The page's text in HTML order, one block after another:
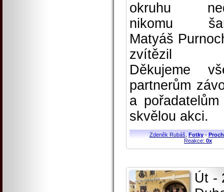
okruhu
nikomu
Matyáš
Děkujeme
partnerům
a
skvělou akci.
Zdeněk Rubáš Fotky-
Reakce: 0x
Út -